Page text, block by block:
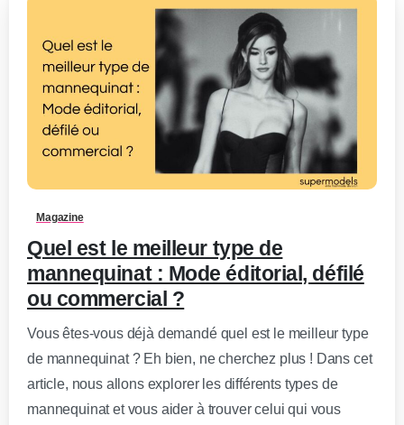
0 -
Magazine
Quel est le meilleur type de
mannequinat : Mode éditorial, défilé
ou commercial ?
Vous êtes-vous déjà demandé quel est le meilleur type
de mannequinat ? Eh bien, ne cherchez plus ! Dans cet
article, nous allons explorer les différents types de
mannequinat et vous aider à trouver celui qui vous